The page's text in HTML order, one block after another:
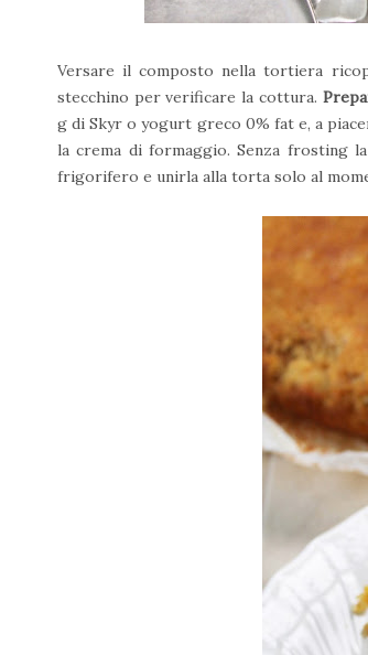
Versare il composto nella tortiera
stecchino per verificare la cottura.
g di Skyr o yogurt greco 0% fat e, a
la crema di formaggio. Senza frosting
frigorifero e unirla alla torta solo al